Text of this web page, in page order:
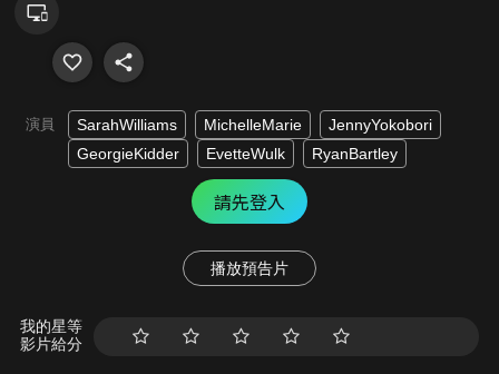
演員 SarahWilliams MichelleMarie
JennyYokobori
GeorgieKidder
EvetteWulk RyanBartley
請先登入
播放預告片
我的星等
影片給分